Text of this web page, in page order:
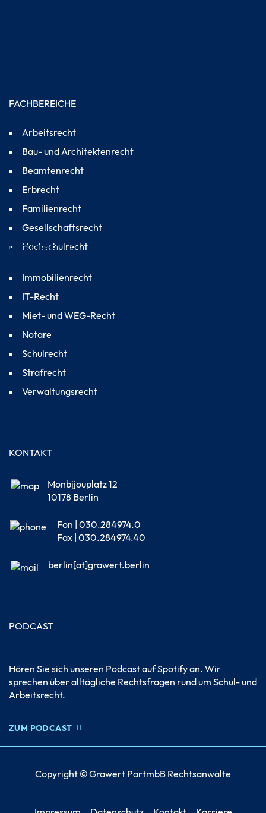
FACHBEREICHE
Arbeitsrecht
Bau- und Architektenrecht
Beamtenrecht
Erbrecht
Familienrecht
Gesellschaftsrecht
Hochschulrecht
FACHBEREICHE
Immobilienrecht
IT-Recht
Miet- und WEG-Recht
Notare
Schulrecht
Strafrecht
Verwaltungsrecht
KONTAKT
Monbijouplatz 12
10178 Berlin
Fon | 030.284974.0
Fax | 030.284974.40
berlin[at]grawert.berlin
PODCAST
Hören Sie sich unseren Podcast auf Spotify an. Wir
sprechen über alltägliche Rechtsfragen rund um Schul- und
Arbeitsrecht.
ZUM PODCAST
Copyright © Grawert PartmbB Rechtsanwälte